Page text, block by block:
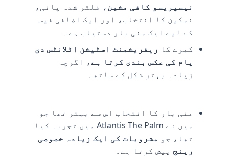
نیسپریسو کافی مشین، فلٹر شدہ پانی،
نمکین کا انتخاب، اور ایک اضافی فیس
کے لیے ایک منی بار دستیاب ہے۔
کمرے کا ریفریشمنٹ اسٹیشن اٹلانٹس دی
پام کی عکس بندی کرتا ہے، اگرچہ
زیادہ بہتر شکل کے ساتھ۔
منی بار کا انتخاب اس سے بہتر تھا جو
میں نے Atlantis The Palm میں تجربہ کیا
تھا، جو مشروبات کی ایک زیادہ خصوصی
رینج پیش کرتا ہے۔